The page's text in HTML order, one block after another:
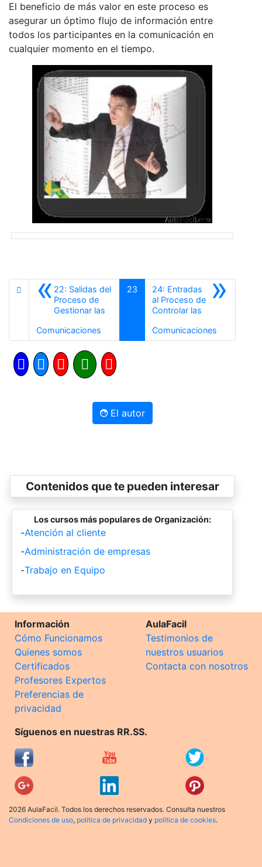
El beneficio de más valor en este proceso es
asegurar un óptimo flujo de información entre
todos los participantes en la comunicación en
cualquier momento en el tiempo.
«22: Salidas del
Proceso de
Gestionar las
Comunicaciones
23 »
24: Entradas
al Proceso de
Controlar las
Comunicaciones
El autor
Contenidos que te pueden interesar
Los cursos más populares de Organización:
-Atención al cliente
-Administración de empresas
-Trabajo en Equipo
Información
Cómo Funcionamos
Quienes somos
Certificados
Profesores Expertos
Preferencias de
privacidad
AulaFacil
Testimonios de
nuestros usuarios
Contacta con nosotros
Síguenos en nuestras RR.SS.
2026 AulaFacil. Todos los derechos reservados. Consulta nuestros
Condiciones de uso, política de privacidad y política de cookies.